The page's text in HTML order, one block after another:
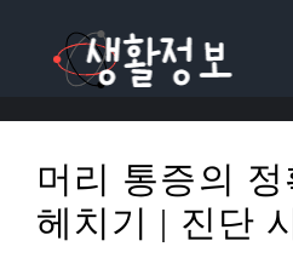
로
머리 통증의
헤치기 | 진단